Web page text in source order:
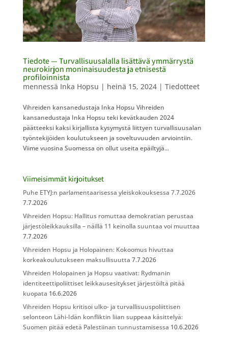
Tiedote — Turvallisuusalalla lisättävä ymmärrystä
neurokirjon moninaisuudesta ja etnisestä
profiloinnista
mennessä Inka Hopsu | heinä 15, 2024| Tiedotteet
Vihreiden kansanedustaja Inka Hopsu Vihreiden
kansanedustaja Inka Hopsu teki kevätkauden 2024
päätteeksi kaksi kirjallista kysymystä liittyen turvallisuusalan
työntekijöiden koulutukseen ja soveltuvuuden arviointiin.
Viime vuosina Suomessa on ollut useita epäiltyjä...
Viimeisimmät kirjoitukset
Puhe ETYJ:n parlamentaarisessa yleiskokouksessa 7.7.2026
7.7.2026
Vihreiden Hopsu: Hallitus romuttaa demokratian perustaa
järjestöleikkauksilla – näillä 11 keinolla suuntaa voi muuttaa
7.7.2026
Vihreiden Hopsu ja Holopainen: Kokoomus hivuttaa
korkeakoulutukseen maksullisuutta 7.7.2026
Vihreiden Holopainen ja Hopsu vaativat: Rydmanin
identiteettipoliittiset leikkausesitykset järjestöiltä pitää
kuopata 16.6.2026
Vihreiden Hopsu kritisoi ulko- ja turvallisuuspoliittisen
selonteon Lähi-Idän konfliktin liian suppeaa käsittelyä:
Suomen pitää edetä Palestiinan tunnustamisessa 10.6.2026